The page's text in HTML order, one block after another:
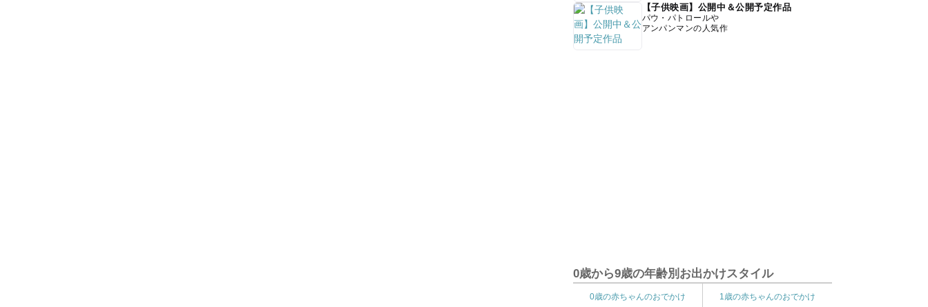
【子供映画】公開中＆公開予定作品
パウ・パトロールや
アンパンマンの人気作
0歳から9歳の年齢別お出かけスタイル
0歳の赤ちゃんのおでかけ 1歳の赤ちゃんのおでかけ